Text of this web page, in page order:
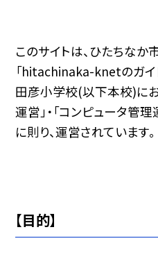
このサイトは、ひたちな
「hitachinaka-knetのガイ
田彦小学校(以下本校)に
運営」・「コンピュータ管
に則り、運営されています。
【目的】